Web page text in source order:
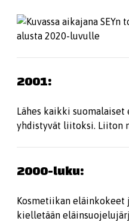
2001:
Lähes kaikki
yhdistyvät liitoksi. Liiton
2000-luku:
Kosmetiikan
kielletään